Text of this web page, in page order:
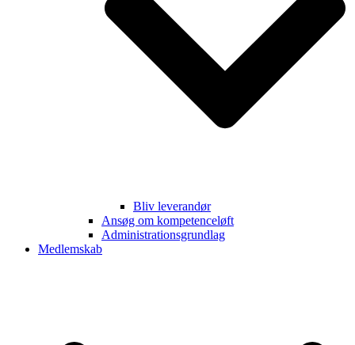
Bliv leverandør
Ansøg om kompetenceløft
Administrationsgrundlag
Medlemskab